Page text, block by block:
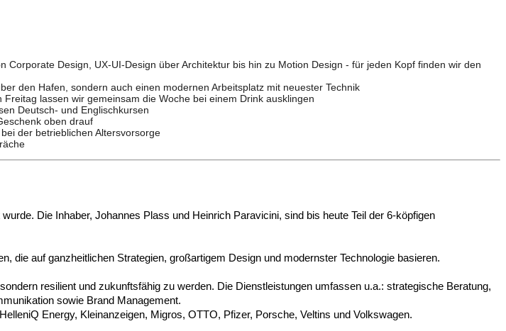
Design, UX-UI-Design über Architektur bis hin zu Motion Design - für jeden Kopf finden wir den
den Hafen, sondern auch einen modernen Arbeitsplatz mit neuester Technik
lassen wir gemeinsam die Woche bei einem Drink ausklingen
Deutsch- und Englischkursen
oben drauf
der betrieblichen Altersvorsorge
Die Inhaber, Johannes Plass und Heinrich Paravicini, sind bis heute Teil der 6-köpfigen
die auf ganzheitlichen Strategien, großartigem Design und modernster Technologie basieren.
resilient und zukunftsfähig zu werden. Die Dienstleistungen umfassen u.a.: strategische Beratung,
sowie Brand Management.
Energy, Kleinanzeigen, Migros, OTTO, Pfizer, Porsche, Veltins und Volkswagen.